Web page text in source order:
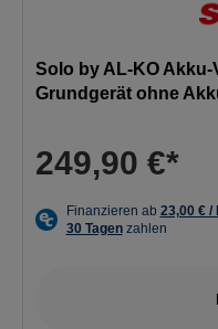
Solo by AL-KO Akku-
Grundgerät ohne
249,90 €*